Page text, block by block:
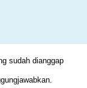
sudah dianggap